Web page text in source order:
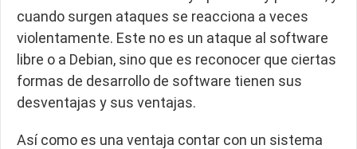
cuando surgen ataques se reacciona a veces
violentamente. Este no es un ataque al software
libre o a Debian, sino que es reconocer que ciertas
formas de desarrollo de software tienen sus
desventajas y sus ventajas.
Así como es una ventaja contar con un sistema